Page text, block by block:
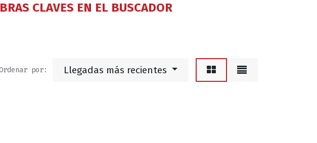
CLAVES EN EL BUSCADOR
por: Llegadas más recientes